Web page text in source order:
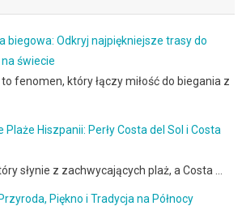
biegowa: Odkryj najpiękniejsze trasy do
świecie
fenomen, który łączy miłość do biegania z
Plaże Hiszpanii: Perły Costa del Sol i Costa
słynie z zachwycających plaż, a Costa …
Piękno i Tradycja na Północy